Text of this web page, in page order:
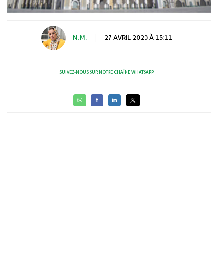
N.M. 27 AVRIL 2020 À 15:11
SUIVEZ-NOUS SUR NOTRE CHAÎNE WHATSAPP